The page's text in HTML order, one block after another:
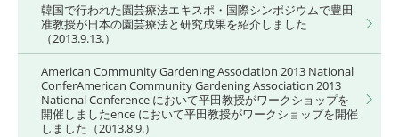
韓国で行われた園芸療法エキスポ・国際シンポジウムで豊田
准教授が日本の園芸療法と研究成果を紹介しました
（2013.9.13.）
American Community Gardening Association 2013 National
ConferAmerican Community Gardening Association 2013
National Conference において平田教授がワークショップを
開催しましたence において平田教授がワークショップを開催
しました（2013.8.9.）